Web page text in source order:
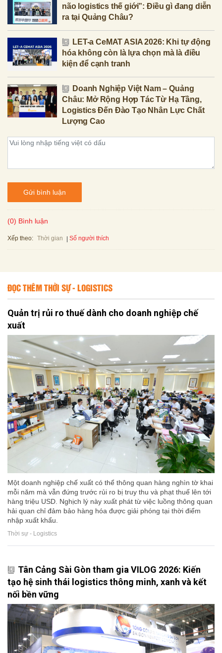
não logistics thế giới”: Điều gì đang diễn
ra tại Quảng Châu?
LET-a CeMAT ASIA 2026: Khi tự động
hóa không còn là lựa chọn mà là điều
kiện để cạnh tranh
Doanh Nghiệp Việt Nam – Quảng
Châu: Mở Rộng Hợp Tác Từ Hạ Tầng,
Logistics Đến Đào Tạo Nhân Lực Chất
Lượng Cao
Gửi bình luận
(0) Bình luận
Xếp theo: Thời gian Số người thích
ĐỌC THÊM THỜI SỰ - LOGISTICS
Quản trị rủi ro thuế dành cho doanh nghiệp chế
xuất
Một doanh nghiệp chế xuất có thể thông quan hàng nghìn tờ khai
mỗi năm mà vẫn đứng trước rủi ro bị truy thu và phạt thuế lên tới
hàng triệu USD. Nghịch lý này xuất phát từ việc luồng thông quan
hải quan chỉ đảm bảo hàng hóa được giải phóng tại thời điểm
nhập xuất khẩu.
Thời sự - Logistics
Tân Cảng Sài Gòn tham gia VILOG 2026: Kiến
tạo hệ sinh thái logistics thông minh, xanh và kết
nối bền vững